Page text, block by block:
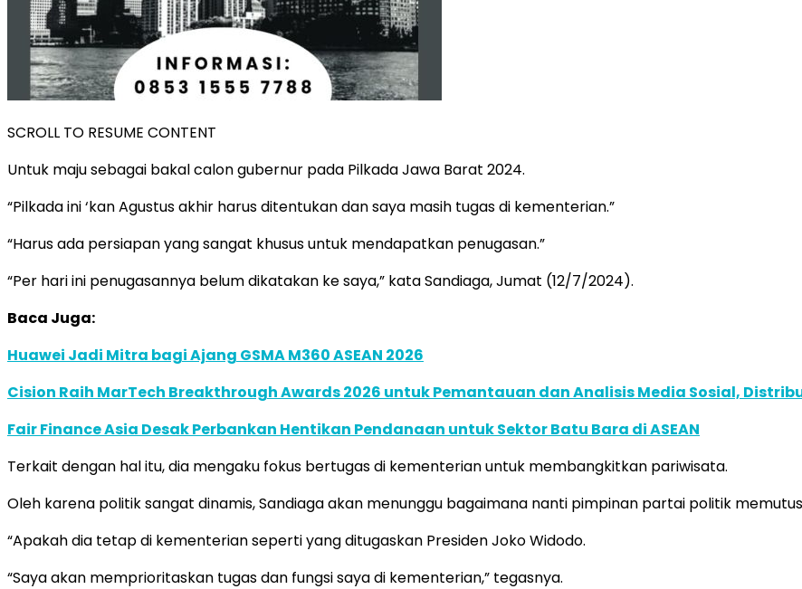
SCROLL TO RESUME CONTENT
Untuk maju sebagai bakal calon gubernur pada Pilkada Jawa Barat 2024.
“Pilkada ini ‘kan Agustus akhir harus ditentukan dan saya masih tugas di kementerian.”
“Harus ada persiapan yang sangat khusus untuk mendapatkan penugasan.”
“Per hari ini penugasannya belum dikatakan ke saya,” kata Sandiaga, Jumat (12/7/2024).
Baca Juga:
Huawei Jadi Mitra bagi Ajang GSMA M360 ASEAN 2026
Cision Raih MarTech Breakthrough Awards 2026 untuk Pemantauan dan Analisis Media Sosial,
Fair Finance Asia Desak Perbankan Hentikan Pendanaan untuk Sektor Batu Bara di ASEAN
Terkait dengan hal itu, dia mengaku fokus bertugas di kementerian untuk membangkitkan pariwisata.
Oleh karena politik sangat dinamis, Sandiaga akan menunggu bagaimana nanti pimpinan partai politik
“Apakah dia tetap di kementerian seperti yang ditugaskan Presiden Joko Widodo.
“Saya akan memprioritaskan tugas dan fungsi saya di kementerian,” tegasnya.